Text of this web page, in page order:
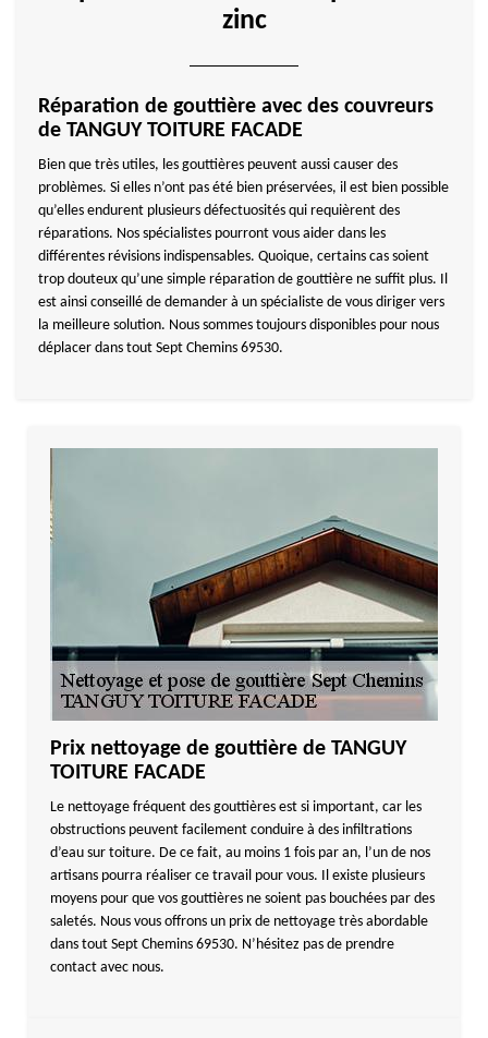
zinc
Réparation de gouttière avec des couvreurs
de TANGUY TOITURE FACADE
Bien que très utiles, les gouttières peuvent aussi causer des
problèmes. Si elles n’ont pas été bien préservées, il est bien possible
qu’elles endurent plusieurs défectuosités qui requièrent des
réparations. Nos spécialistes pourront vous aider dans les
différentes révisions indispensables. Quoique, certains cas soient
trop douteux qu’une simple réparation de gouttière ne suffit plus. Il
est ainsi conseillé de demander à un spécialiste de vous diriger vers
la meilleure solution. Nous sommes toujours disponibles pour nous
déplacer dans tout Sept Chemins 69530.
Prix nettoyage de gouttière de TANGUY
TOITURE FACADE
Le nettoyage fréquent des gouttières est si important, car les
obstructions peuvent facilement conduire à des infiltrations
d’eau sur toiture. De ce fait, au moins 1 fois par an, l’un de nos
artisans pourra réaliser ce travail pour vous. Il existe plusieurs
moyens pour que vos gouttières ne soient pas bouchées par des
saletés. Nous vous offrons un prix de nettoyage très abordable
dans tout Sept Chemins 69530. N’hésitez pas de prendre
contact avec nous.